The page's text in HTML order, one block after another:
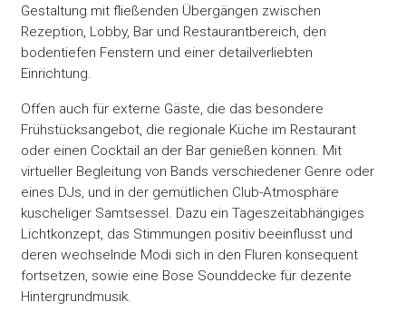
Gestaltung mit fließenden Übergängen zwischen
Rezeption, Lobby, Bar und Restaurantbereich, den
bodentiefen Fenstern und einer detailverliebten
Einrichtung.
Offen auch für externe Gäste, die das besondere
Frühstücksangebot, die regionale Küche im Restaurant
oder einen Cocktail an der Bar genießen können. Mit
virtueller Begleitung von Bands verschiedener Genre oder
eines DJs, und in der gemütlichen Club-Atmosphäre
kuscheliger Samtsessel. Dazu ein Tageszeitabhängiges
Lichtkonzept, das Stimmungen positiv beeinflusst und
deren wechselnde Modi sich in den Fluren konsequent
fortsetzen, sowie eine Bose Sounddecke für dezente
Hintergrundmusik.